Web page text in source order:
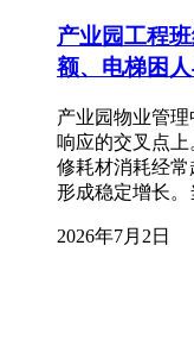
产业园工程
额、电梯困
产业园物业管
响应的交叉点
修耗材消耗经
形成稳定增长
2026年7月2日